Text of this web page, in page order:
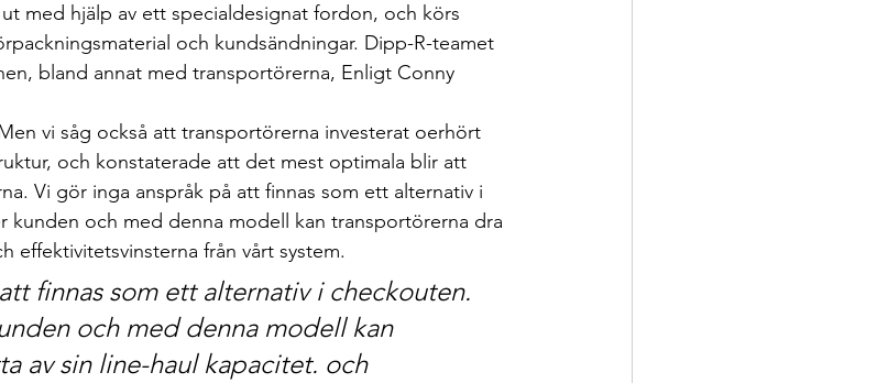
med hjälp av ett specialdesignat fordon, och körs
och kundsändningar. Dipp-R-teamet
bland annat med transportörerna, Enligt Conny
vi såg också att transportörerna investerat oerhört
och konstaterade att det mest optimala blir att
Vi gör inga anspråk på att finnas som ett alternativ i
kunden och med denna modell kan transportörerna dra
effektivitetsvinsterna från vårt system.
finnas som ett alternativ i checkouten.
och med denna modell kan
av sin line-haul kapacitet. och